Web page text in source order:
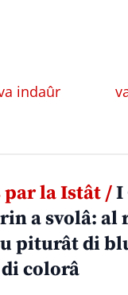
indaûr
par la Istât /I
a svolâ: al
piturât di
colorâ